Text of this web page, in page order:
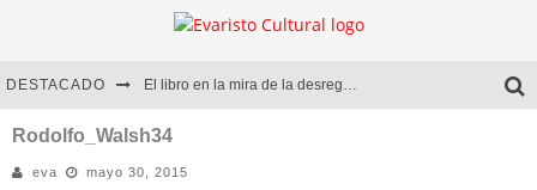
DESTACADO El libro en la mira de la desregulación
Marcelo Rubio | El llovedor
Diego Meret | Hotel Acapulco
Rodolfo_Walsh34
eva mayo 30, 2015